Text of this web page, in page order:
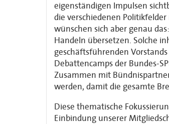
eigenständigen Impulsen
die verschiedenen
wünschen sich aber genau
Handeln übersetzen. Solche
geschäftsführenden
Debattencamps der Bundes-
Zusammen mit
werden, damit die gesamte
Diese thematische
Einbindung unserer